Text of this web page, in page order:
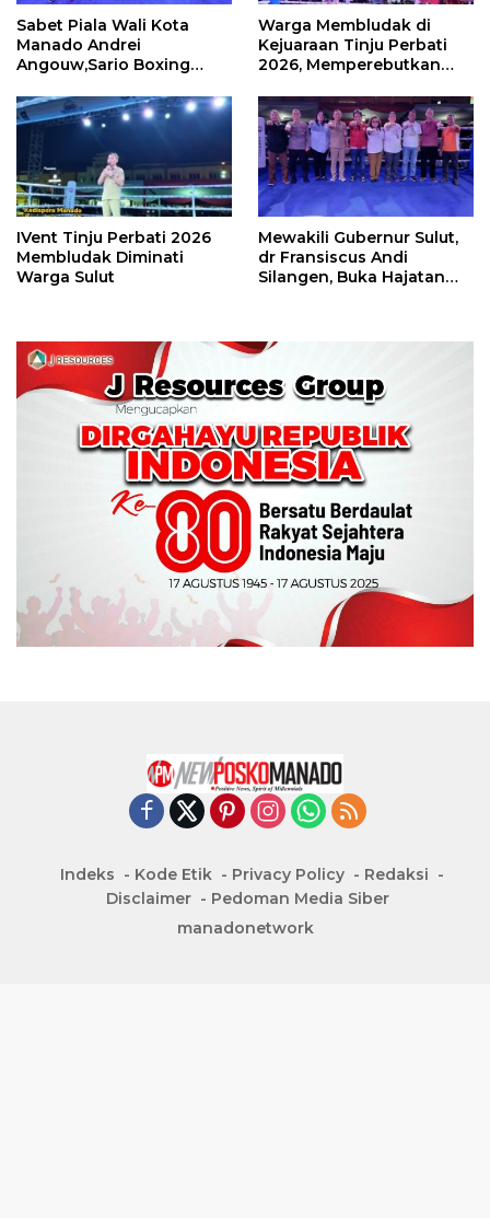
Sabet Piala Wali Kota
Manado Andrei
Angouw,Sario Boxing
Perbati 2026
Warga Membludak di
Kejuaraan Tinju Perbati
2026, Memperebutkan
IVent Tinju Perbati 2026
Membludak Diminati
Warga Sulut
Mewakili Gubernur Sulut,
dr Fransiscus Andi
Silangen, Buka Hajatan
Indeks Kode Etik Privacy Policy
Redaksi
Disclaimer
Pedoman Media Siber
manadonetwork